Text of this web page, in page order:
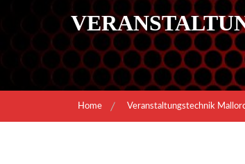
Home Veranstaltungstechnik